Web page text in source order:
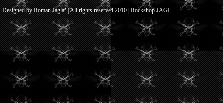
Designed by Roman Jaglář | All rights reserved 2010 | Rockshop JAGI